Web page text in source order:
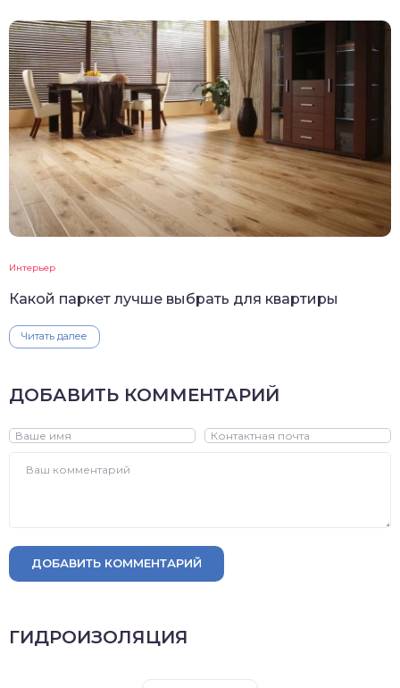
Интерьер
Какой паркет лучше выбрать для квартиры
Читать далее
ДОБАВИТЬ КОММЕНТАРИЙ
ДОБАВИТЬ КОММЕНТАРИЙ
ГИДРОИЗОЛЯЦИЯ